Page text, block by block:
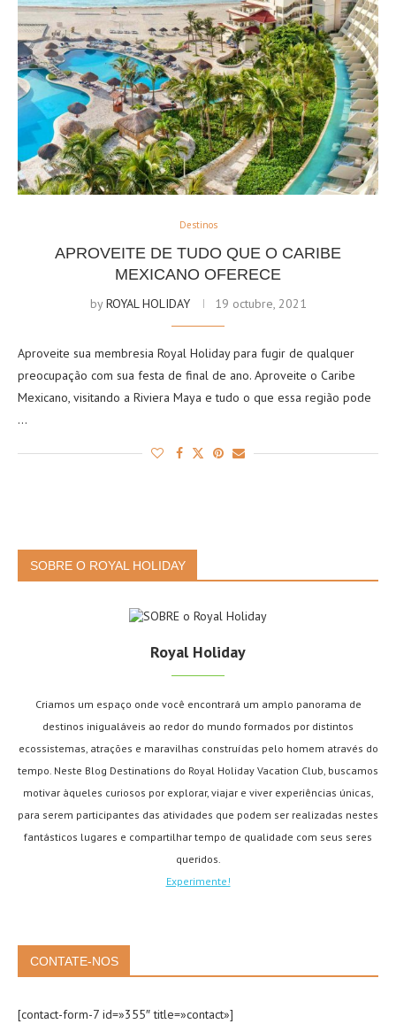
Destinos
APROVEITE DE TUDO QUE O CARIBE
MEXICANO OFERECE
byROYAL HOLIDAY 19 octubre, 2021
Aproveite sua membresia Royal Holiday para fugir de qualquer
preocupação com sua festa de final de ano. Aproveite o Caribe
Mexicano, visitando a Riviera Maya e tudo o que essa região pode
…
SOBRE O ROYAL HOLIDAY
Royal Holiday
Criamos um espaço onde você encontrará um amplo panorama de
destinos inigualáveis ao redor do mundo formados por distintos
ecossistemas, atrações e maravilhas construídas pelo homem através do
tempo. Neste Blog Destinations do Royal Holiday Vacation Club, buscamos
motivar àqueles curiosos por explorar, viajar e viver experiências únicas,
para serem participantes das atividades que podem ser realizadas nestes
fantásticos lugares e compartilhar tempo de qualidade com seus seres
queridos.
Experimente!
CONTATE-NOS
[contact-form-7 id=»355″ title=»contact»]